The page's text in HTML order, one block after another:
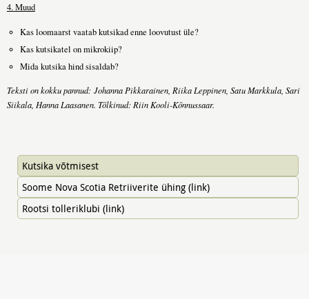
4. Muud
Kas loomaarst vaatab kutsikad enne loovutust üle?
Kas kutsikatel on mikrokiip?
Mida kutsika hind sisaldab?
Teksti on kokku pannud: Johanna Pikkarainen, Riika Leppinen, Satu Markkula, Sari
Siikala, Hanna Laasanen. Tõlkinud: Riin Kooli-Kõnnussaar.
Kutsika võtmisest
Soome Nova Scotia Retriiverite ühing (link)
Rootsi tolleriklubi (link)